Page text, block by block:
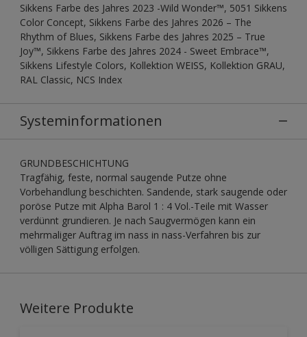
Sikkens Farbe des Jahres 2023 -Wild Wonder™, 5051 Sikkens
Color Concept, Sikkens Farbe des Jahres 2026 – The
Rhythm of Blues, Sikkens Farbe des Jahres 2025 – True
Joy™, Sikkens Farbe des Jahres 2024 - Sweet Embrace™,
Sikkens Lifestyle Colors, Kollektion WEISS, Kollektion GRAU,
RAL Classic, NCS Index
Systeminformationen
GRUNDBESCHICHTUNG
Tragfähig, feste, normal saugende Putze ohne
Vorbehandlung beschichten. Sandende, stark saugende oder
poröse Putze mit Alpha Barol 1 : 4 Vol.-Teile mit Wasser
verdünnt grundieren. Je nach Saugvermögen kann ein
mehrmaliger Auftrag im nass in nass-Verfahren bis zur
völligen Sättigung erfolgen.
Weitere Produkte